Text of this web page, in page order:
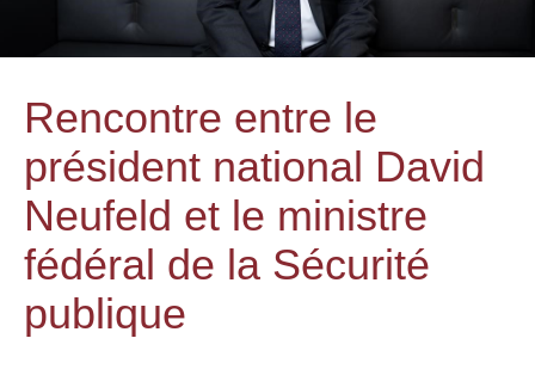
Rencontre entre le
président national David
Neufeld et le ministre
fédéral de la Sécurité
publique